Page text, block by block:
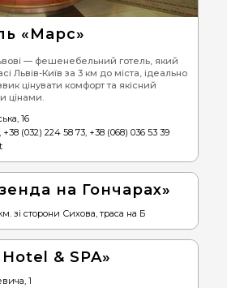
«Марс»
— фешенебельний готель, який
Львів-Київ за 3 км до міста, ідеально
цінувати комфорт та якісний
цінами.
16
(032) 224 58 73, +38 (068) 036 53 39
на Гончарах»
зі сторони Сихова, траса на Б
& SPA»
1